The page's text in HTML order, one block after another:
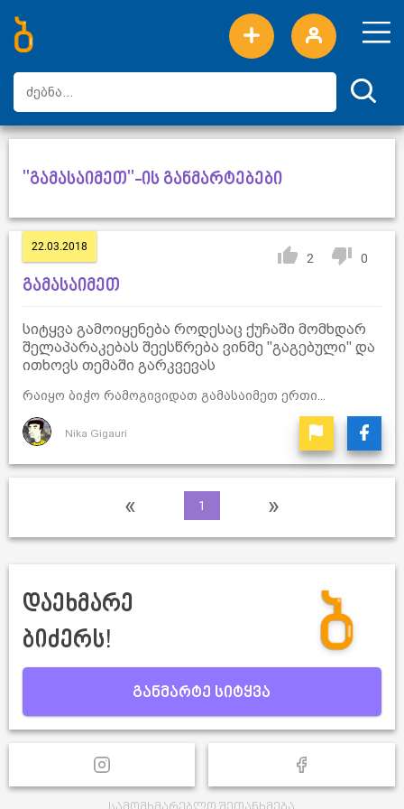
ახალი სიტყვები
ტოპ სიტყვები
დღის ტოპ სიტყვები
ტოპ მომხმარებლები
"გამასაიმეთ"-ის განმარტებები
22.03.2018
2 0
გამასაიმეთ
სიტყვა გამოიყენება როდესაც ქუჩაში მომხდარ
შელაპარაკებას შეესწრება ვინმე "გაგებული" და
ითხოვს თემაში გარკვევას
რაიყო ბიჭო რამოგივიდათ გამასაიმეთ ერთი...
Nika Gigauri
« 1 »
დაეხმარე
ბიძერს!
განმარტე სიტყვა